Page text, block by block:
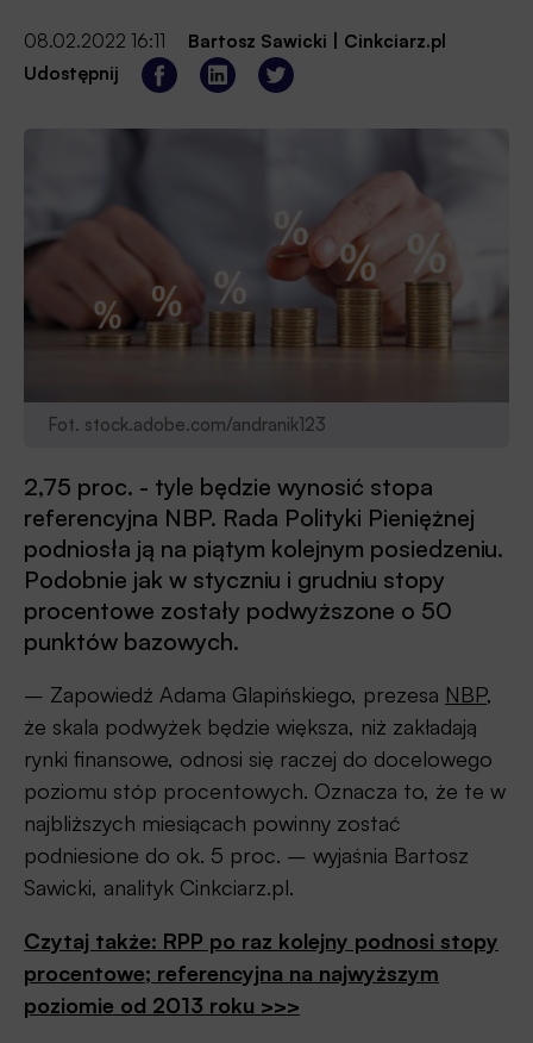
08.02.2022 16:11 Bartosz Sawicki
Cinkciarz.pl
Udostępnij
Fot. stock.adobe.com/andranik123
2,75 proc. - tyle będzie wynosić stopa
referencyjna NBP. Rada Polityki Pieniężnej
podniosła ją na piątym kolejnym posiedzeniu.
Podobnie jak w styczniu i grudniu stopy
procentowe zostały podwyższone o 50
punktów bazowych.
– Zapowiedź Adama Glapińskiego, prezesa NBP,
że skala podwyżek będzie większa, niż zakładają
rynki finansowe, odnosi się raczej do docelowego
poziomu stóp procentowych. Oznacza to, że te w
najbliższych miesiącach powinny zostać
podniesione do ok. 5 proc. – wyjaśnia Bartosz
Sawicki, analityk Cinkciarz.pl.
Czytaj także: RPP po raz kolejny podnosi stopy
procentowe; referencyjna na najwyższym
poziomie od 2013 roku >>>